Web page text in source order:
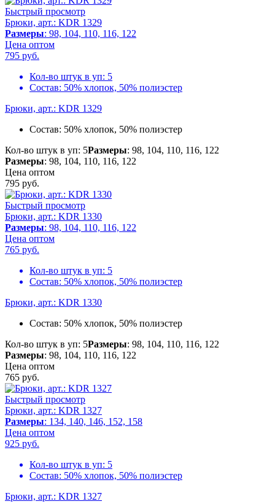
Быстрый просмотр
Брюки, арт.: KDR 1329
Размеры: 98, 104, 110, 116, 122
Цена оптом
795 руб.
Кол-во штук в уп: 5
Состав: 50% хлопок, 50% полиэстер
Брюки, арт.: KDR 1329
Состав: 50% хлопок, 50% полиэстер
Кол-во штук в уп: 5Размеры: 98, 104, 110, 116, 122
Размеры: 98, 104, 110, 116, 122
Цена оптом
795 руб.
Быстрый просмотр
Брюки, арт.: KDR 1330
Размеры: 98, 104, 110, 116, 122
Цена оптом
765 руб.
Кол-во штук в уп: 5
Состав: 50% хлопок, 50% полиэстер
Брюки, арт.: KDR 1330
Состав: 50% хлопок, 50% полиэстер
Кол-во штук в уп: 5Размеры: 98, 104, 110, 116, 122
Размеры: 98, 104, 110, 116, 122
Цена оптом
765 руб.
Быстрый просмотр
Брюки, арт.: KDR 1327
Размеры: 134, 140, 146, 152, 158
Цена оптом
925 руб.
Кол-во штук в уп: 5
Состав: 50% хлопок, 50% полиэстер
Брюки, арт.: KDR 1327